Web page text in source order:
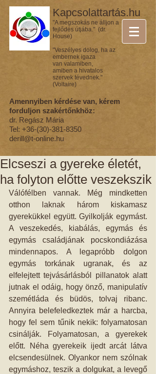
Kapcsolattartás.hu
"A megszokás ne álljon a
fejlődés útjába." (dr.
House)
"Veszélyes dolog, ha az
embernek igaza
van valamiben,
amiben a hivatalos
szervek tévednek."
(Voltaire)
Amennyiben kérdése van, kérem
forduljon szakértőnkhöz:
dr. Regász Mária
Tel: +36-(30)-381-8350
derill@t-online.hu
Elcseszi a gyereke életét,
ha folyton előtte veszekszik
Válófélben vannak. Még mindketten
otthon laknak három kiskamasz
gyerekükkel együtt. Gyilkolják egymást.
A veszekedés, kiabálás, egymás és
egymás családjának pocskondiázása
mindennapos. A legapróbb dolgon
egymás torkának ugranak, és az
elfelejtett tejvásárlásból pillanatok alatt
jutnak el odáig, hogy önző, manipulatív
szemétláda és büdös, tolvaj ribanc.
Annyira belefeledkeztek már a harcba,
hogy fel sem tűnik nekik: folyamatosan
csinálják. Folyamatosan, a gyerekek
előtt. Néha gyerekeik ijedt arcát látva
elcsendesülnek. Olyankor nem szólnak
egymáshoz, teszik a dolgukat, a levegő